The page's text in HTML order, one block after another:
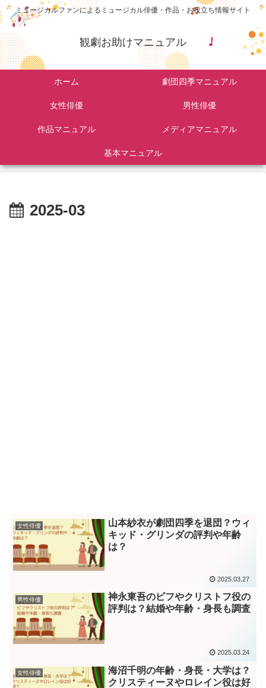
ミュージカルファンによるミュージカル俳優・作品・お役立ち情報サイト
観劇お助けマニュアル
ホーム 劇団四季マニュアル
女性俳優 男性俳優
作品マニュアル メディアマニュアル
基本マニュアル
2025-03
女性俳優
山本紗衣が劇団四季を退団？ウィ
キッド・グリンダの評判や年齢
は？
2025.03.27
男性俳優
神永東吾のビフやクリストフ役の
評判は？結婚や年齢・身長も調査
2025.03.24
女性俳優
海沼千明の年齢・身長・大学は？
クリスティーヌやロレイン役は好